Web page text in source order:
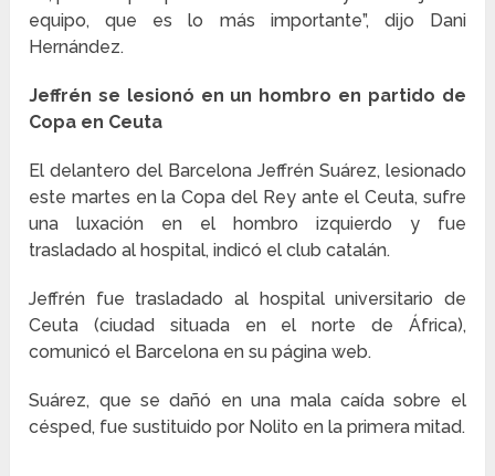
equipo, que es lo más importante”, dijo Dani
Hernández.
Jeffrén se lesionó en un hombro en partido de
Copa en Ceuta
El delantero del Barcelona Jeffrén Suárez, lesionado
este martes en la Copa del Rey ante el Ceuta, sufre
una luxación en el hombro izquierdo y fue
trasladado al hospital, indicó el club catalán.
Jeffrén fue trasladado al hospital universitario de
Ceuta (ciudad situada en el norte de África),
comunicó el Barcelona en su página web.
Suárez, que se dañó en una mala caída sobre el
césped, fue sustituido por Nolito en la primera mitad.